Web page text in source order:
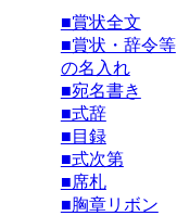
■賞状全文
■賞状・辞令等
の名入れ
■宛名書き
■式辞
■目録
■式次第
■席札
■胸章リボン